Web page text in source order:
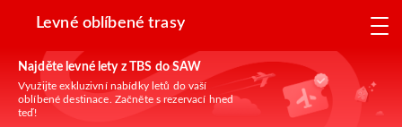
Levné oblíbené trasy
Najděte levné lety z TBS do SAW
Využijte exkluzivní nabídky letů do vaší
oblíbené destinace. Začněte s rezervací hned
teď!